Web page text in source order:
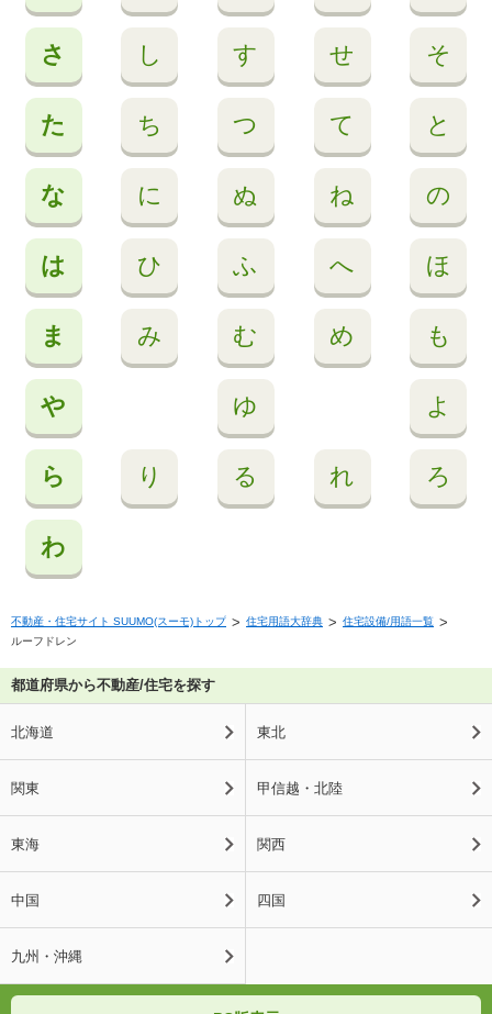
さ し す せ そ
た ち つ て と
な に ぬ ね の
は ひ ふ へ ほ
ま み む め も
や ゆ よ
ら り る れ ろ
わ
不動産・住宅サイト SUUMO(スーモ)トップ 住宅用語大辞典
住宅設備/用語一覧
ルーフドレン
都道府県から不動産/住宅を探す
北海道 東北
関東 甲信越・北陸
東海 関西
中国 四国
九州・沖縄